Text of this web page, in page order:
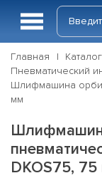
Главная Каталог
Пневматический
Шлифмашина
мм
DKOS75,